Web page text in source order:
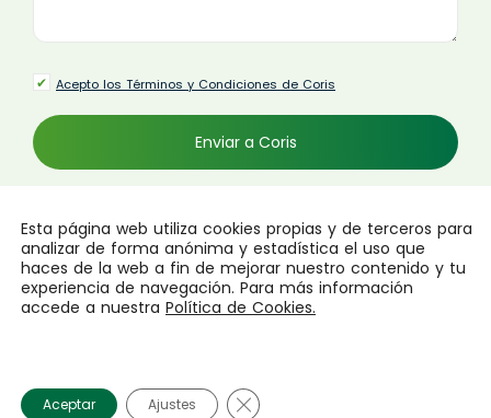
Acepto los Términos y Condiciones de Coris
Esta página web utiliza cookies propias y de terceros para
analizar de forma anónima y estadística el uso que
haces de la web a fin de mejorar nuestro contenido y tu
experiencia de navegación. Para más información
accede a nuestra Política de Cookies.
Aceptar Ajustes Cerrar el banner de cookies